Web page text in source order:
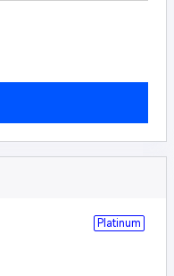
Platinum